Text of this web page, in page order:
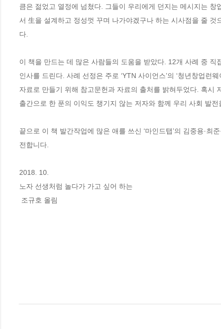
큼은 젊었고 열정에 넘쳤다. 그들이 우리에게 던지는 메시지는
서 生을 설계하고 정성껏 꾸며 나가야겠구나 하는 시사점을 줄
다.
이 책을 만드는 데 많은 사람들의 도움을 받았다. 12개 사례 중
인사를 드린다. 사례 선정은 주로 ‘YTN 사이언스’의 ‘청년창업
자료로 만들기 위해 참고문헌과 자료의 출처를 밝혀두었다. 혹시
출간으로 한 푼의 이익도 챙기지 않는 저자와 함께 우리 사회 발
끝으로 이 책 발간작업에 많은 애를 쓰신 ‘마인드탭’의 김중용·
전합니다.
2018. 10.
노자 선생처럼 놀다가 가고 싶어 하는
조규호 올림